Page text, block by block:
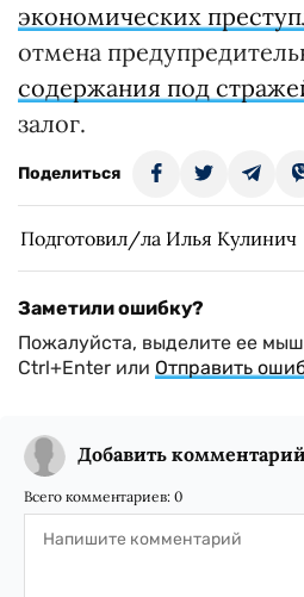
экономических
отмена
содержания под
залог.
Поделиться
Подготовил/ла Илья Кулинич
Заметили ошибку?
Пожалуйста, выделите ее
Ctrl+Enter или Отправить
Добавить комментарий
Всего комментариев: 0